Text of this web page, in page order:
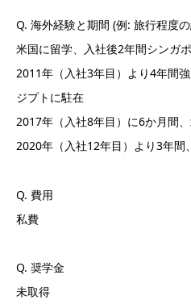
Q. 海外経験と期間 (例: 旅行程度
米国に留学、入社後2年間シンガ
2011年（入社3年目）より4年間
ジプトに駐在
2017年（入社8年目）に6か月間
2020年（入社12年目）より3年間
Q. 費用
私費
Q. 奨学金
未取得